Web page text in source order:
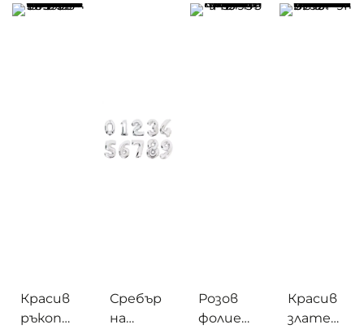
Красив
ръкопи
Сребър
на
Розов
фолиев
Красив
златен